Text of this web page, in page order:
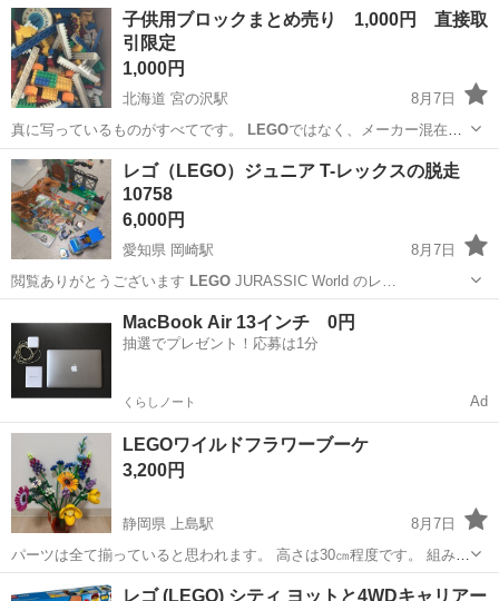
子供用ブロックまとめ売り 1,000円 直接取
引限定
1,000円
北海道 宮の沢駅
8月7日
真に写っているものがすべてです。
LEGOではなく、メーカー混在と
思われます。…
北海道 札幌市 宮の沢駅
レゴ（LEGO）ジュニア T-レックスの脱走
10758
6,000円
愛知県 岡崎駅
8月7日
閲覧ありがとうございます LEGOJURASSIC World のレ…
おもちゃ
MacBook Air 13インチ 0円
抽選でプレゼント！応募は1分
くらしノート Ad
LEGOワイルドフラワーブーケ
3,200円
静岡県 上島駅
8月7日
パーツは全て揃っていると思われます。 高さは30㎝程度です。 組み立
てたままのお渡し、 または、 バラバラにした状態でのお渡し、 どち
浜松市 上島駅
レゴ (LEGO) シティ ヨットと4WDキャリアー